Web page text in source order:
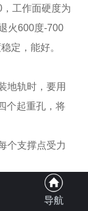
工作面硬度为
火600度-700
定，能好。
地轨时，要用
个起重孔，将
个支撑点受力
然后涂上一层
导航